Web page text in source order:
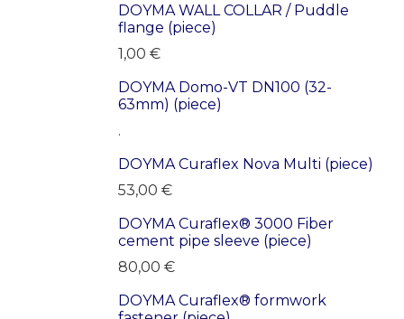
LAST PRODUCTS!DOYMA WALL COLLAR / Puddle
flange (piece)
1,00 €
LAST PRODUCTS!DOYMA Domo-VT DN100 (32-
63mm) (piece)
.
LAST PRODUCTS!DOYMA Curaflex Nova Multi (piece)
53,00 €
LAST PRODUCTS!DOYMA Curaflex® 3000 Fiber
cement pipe sleeve (piece)
80,00 €
DOYMA Curaflex® formwork